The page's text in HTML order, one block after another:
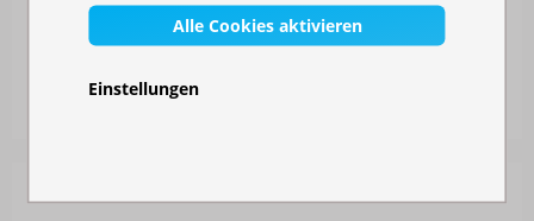
FALTZELT 3X4,5M - ALUMINIUM-HEXAGONKONSTR...
Alle Cookies aktivieren
Einstellungen